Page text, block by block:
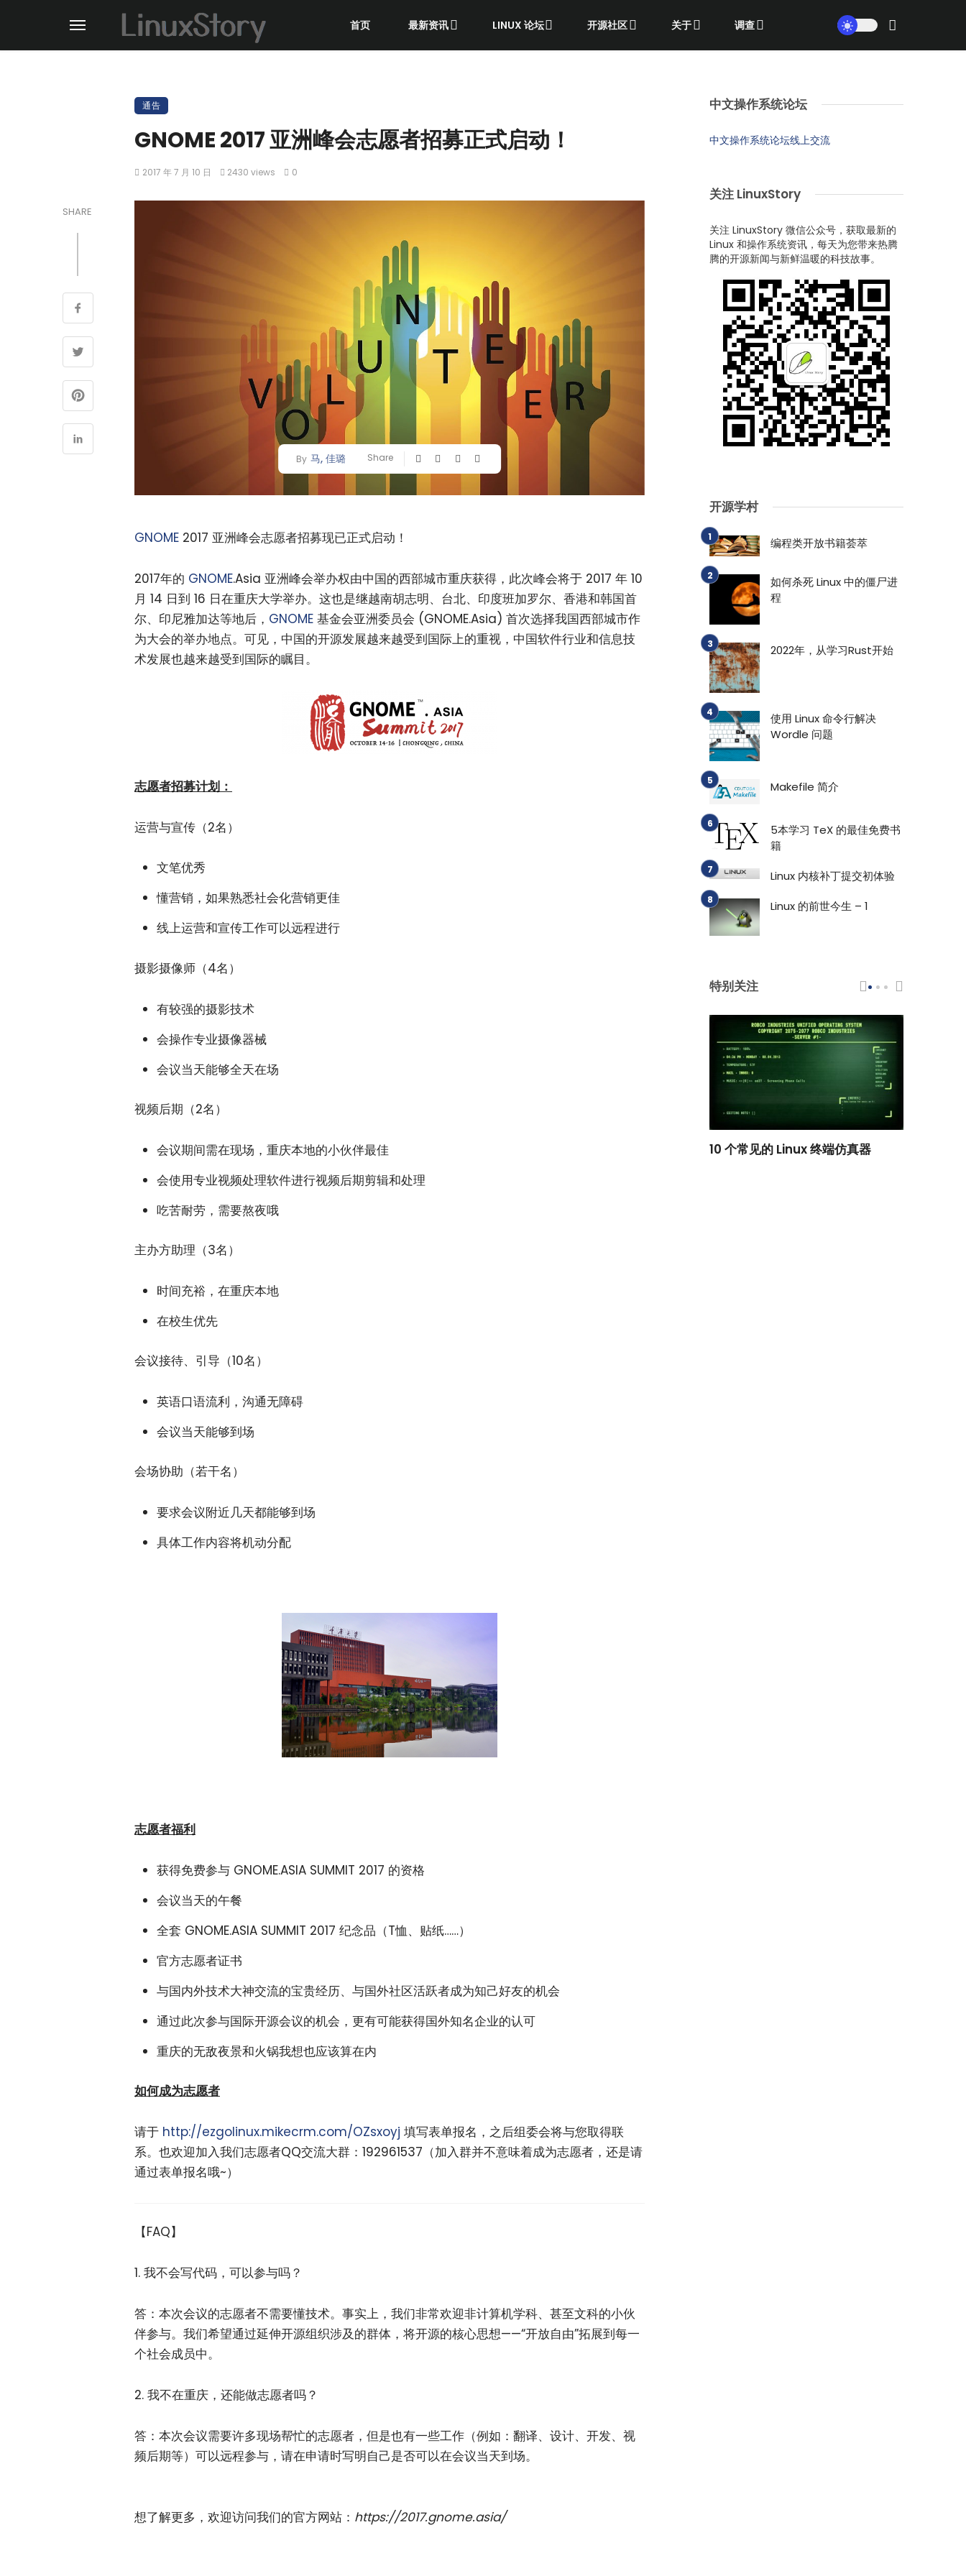
首页 最新资讯 LINUX 论坛 开源社区 关于 调查
通告
GNOME 2017 亚洲峰会志愿者招募正式启动！
2017 年 7 月 10 日 2430 views 0
SHARE
By 马, 佳璐 Share
GNOME 2017 亚洲峰会志愿者招募现已正式启动！
2017年的 GNOME.Asia 亚洲峰会举办权由中国的西部城市重庆获得，此次峰会将于 2017 年 10
月 14 日到 16 日在重庆大学举办。这也是继越南胡志明、台北、印度班加罗尔、香港和韩国首
尔、印尼雅加达等地后， GNOME 基金会亚洲委员会 (GNOME.Asia) 首次选择我国西部城市作
为大会的举办地点。可见，中国的开源发展越来越受到国际上的重视，中国软件行业和信息技
术发展也越来越受到国际的瞩目。
志愿者招募计划：
运营与宣传（2名）
文笔优秀
懂营销，如果熟悉社会化营销更佳
线上运营和宣传工作可以远程进行
摄影摄像师（4名）
有较强的摄影技术
会操作专业摄像器械
会议当天能够全天在场
视频后期（2名）
会议期间需在现场，重庆本地的小伙伴最佳
会使用专业视频处理软件进行视频后期剪辑和处理
吃苦耐劳，需要熬夜哦
主办方助理（3名）
时间充裕，在重庆本地
在校生优先
会议接待、引导（10名）
英语口语流利，沟通无障碍
会议当天能够到场
会场协助（若干名）
要求会议附近几天都能够到场
具体工作内容将机动分配
志愿者福利
获得免费参与 GNOME.ASIA SUMMIT 2017 的资格
会议当天的午餐
全套 GNOME.ASIA SUMMIT 2017 纪念品（T恤、贴纸……）
官方志愿者证书
与国内外技术大神交流的宝贵经历、与国外社区活跃者成为知己好友的机会
通过此次参与国际开源会议的机会，更有可能获得国外知名企业的认可
重庆的无敌夜景和火锅我想也应该算在内
如何成为志愿者
请于 http://ezgolinux.mikecrm.com/OZsxoyj 填写表单报名，之后组委会将与您取得联
系。也欢迎加入我们志愿者QQ交流大群：192961537（加入群并不意味着成为志愿者，还是请
通过表单报名哦~）
【FAQ】
1. 我不会写代码，可以参与吗？
答：本次会议的志愿者不需要懂技术。事实上，我们非常欢迎非计算机学科、甚至文科的小伙
伴参与。我们希望通过延伸开源组织涉及的群体，将开源的核心思想——“开放自由”拓展到每一
个社会成员中。
2. 我不在重庆，还能做志愿者吗？
答：本次会议需要许多现场帮忙的志愿者，但是也有一些工作（例如：翻译、设计、开发、视
频后期等）可以远程参与，请在申请时写明自己是否可以在会议当天到场。
想了解更多，欢迎访问我们的官方网站： https://2017.gnome.asia/
中文操作系统论坛
中文操作系统论坛线上交流
关注 LinuxStory
关注 LinuxStory 微信公众号，获取最新的
Linux 和操作系统资讯，每天为您带来热腾
腾的开源新闻与新鲜温暖的科技故事。
开源学村
编程类开放书籍荟萃
如何杀死 Linux 中的僵尸进
程
2022年，从学习Rust开始
使用 Linux 命令行解决
Wordle 问题
Makefile 简介
5本学习 TeX 的最佳免费书
籍
Linux 内核补丁提交初体验
Linux 的前世今生 – 1
特别关注
小白观察：Let&apos;s Encrpt 正
10 个常见的 Linux 终端仿真器